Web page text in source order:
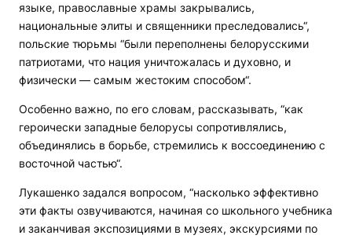
языке, православные храмы закрывались,
национальные элиты и священники преследовались“,
польские тюрьмы “были переполнены белорусскими
патриотами, что нация уничтожалась и духовно, и
физически — самым жестоким способом“.
Особенно важно, по его словам, рассказывать, “как
героически западные белорусы сопротивлялись,
объединялись в борьбе, стремились к воссоединению с
восточной частью“.
Лукашенко задался вопросом, “насколько эффективно
эти факты озвучиваются, начиная со школьного учебника
и заканчивая экспозициями в музеях, экскурсиями по